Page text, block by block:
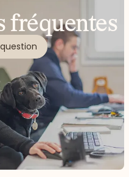
fréquentes